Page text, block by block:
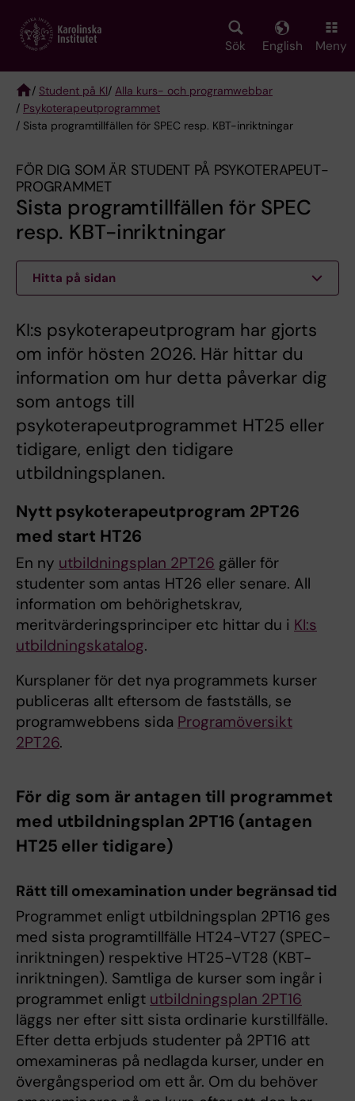
main
Sök English Meny
Breadcrumb
/ Student på KI/ Alla kurs- och programwebbar
/ Psykoterapeut­programmet
/ Sista programtillfällen för SPEC resp. KBT-inriktningar
FÖR DIG SOM ÄR STUDENT PÅ PSYKOTERAPEUT­
PROGRAMMET
Sista programtillfällen för SPEC
resp. KBT-inriktningar
Hitta på sidan
KI:s psykoterapeutprogram har gjorts
om inför hösten 2026. Här hittar du
information om hur detta påverkar dig
som antogs till
psykoterapeutprogrammet HT25 eller
tidigare, enligt den tidigare
utbildningsplanen.
Nytt psykoterapeutprogram 2PT26
med start HT26
En ny utbildningsplan 2PT26 gäller för
studenter som antas HT26 eller senare. All
information om behörighetskrav,
meritvärderingsprinciper etc hittar du i KI:s
utbildningskatalog.
Kursplaner för det nya programmets kurser
publiceras allt eftersom de fastställs, se
programwebbens sida Programöversikt
2PT26.
För dig som är antagen till programmet
med utbildningsplan 2PT16 (antagen
HT25 eller tidigare)
Rätt till omexamination under begränsad tid
Programmet enligt utbildningsplan 2PT16 ges
med sista programtillfälle HT24-VT27 (SPEC-
inriktningen) respektive HT25-VT28 (KBT-
inriktningen). Samtliga de kurser som ingår i
programmet enligt utbildningsplan 2PT16
läggs ner efter sitt sista ordinarie kurstillfälle.
Efter detta erbjuds studenter på 2PT16 att
omexamineras på nedlagda kurser, under en
övergångsperiod om ett år. Om du behöver